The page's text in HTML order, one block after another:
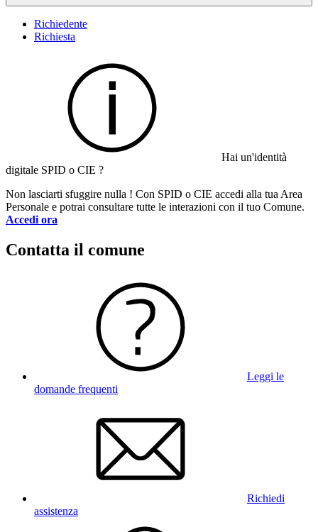
Richiedente
Richiesta
Hai un'identità
digitale SPID o CIE ?
Non lasciarti sfuggire nulla ! Con SPID o CIE accedi alla tua Area
Personale e potrai consultare tutte le interazioni con il tuo Comune.
Accedi ora
Contatta il comune
Leggi le
domande frequenti
Richiedi
assistenza